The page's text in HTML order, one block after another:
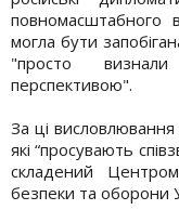
повномасштабного
могла бути
"просто
перспективою".
За ці висловлювання
які “просувають
складений
безпеки та оборони